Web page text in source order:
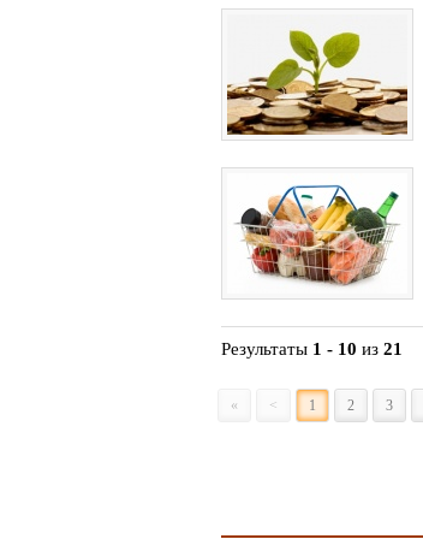
Результаты 1 - 10 из 21
« < 1 2 3